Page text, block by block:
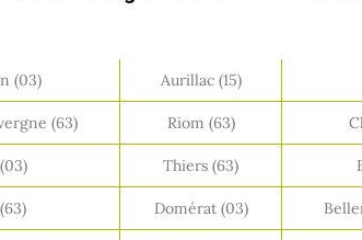
(03) Aurillac (15)
(63) Riom (63)
Thiers (63)
Domérat (03)